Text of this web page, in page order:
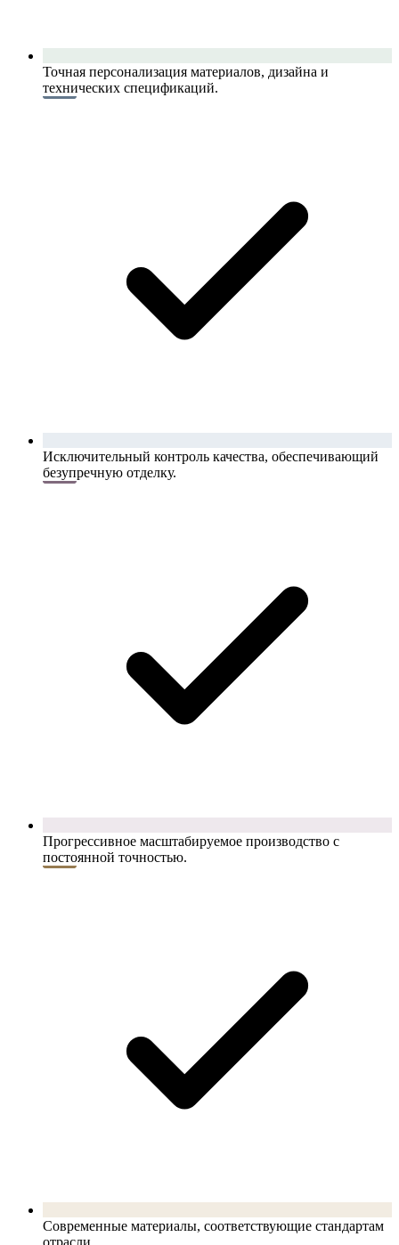
Точная персонализация материалов, дизайна и
технических спецификаций.
Исключительный контроль качества, обеспечивающий
безупречную отделку.
Прогрессивное масштабируемое производство с
постоянной точностью.
Современные материалы, соответствующие стандартам
отрасли.